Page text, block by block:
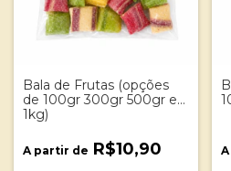
Bala de Frutas (opções
de 100gr 300gr 500gr e
1kg)
A partir de R$10,90